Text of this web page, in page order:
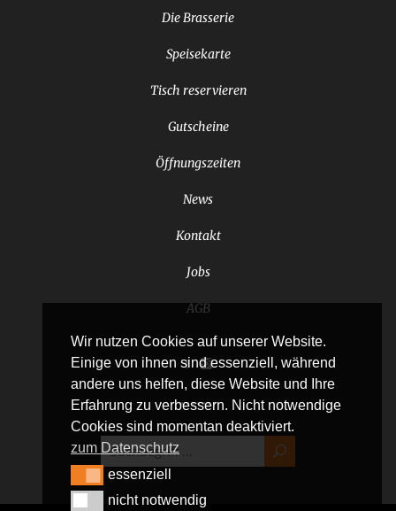
Die Brasserie
Speisekarte
Tisch reservieren
Gutscheine
Öffnungszeiten
News
Kontakt
Jobs
AGB
Wir nutzen Cookies auf unserer Website.
Einige von ihnen sind essenziell, während
andere uns helfen, diese Website und Ihre
Erfahrung zu verbessern. Nicht notwendige
Cookies sind momentan deaktiviert.
zum Datenschutz
essenziellessenziell
nicht notwendig
nicht notwendig